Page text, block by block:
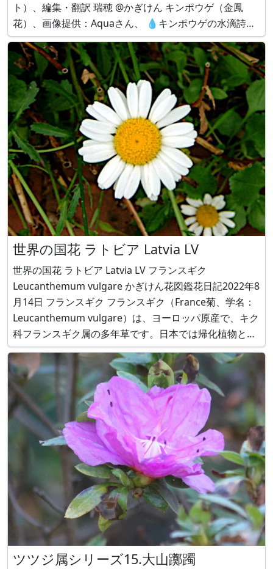
ト）、編集・翻訳 瑞穂 @かぎけん キンポウゲ（金鳳
花）、画像提供：Aquaさん、 💧キンポウゲの水滴詩
「春の足音」 by Aqua 誰にも気づかれなくても、 わた
しは咲く。 ひとしずくの光を 葉の先に受
世界の国花 ラトビア Latvia LV
世界の国花 ラトビア Latvia LV フランスギク
Leucanthemum vulgare かぎけん花図鑑花日記2022年8
月14日 フランスギク フランスギク（France菊、学名：
Leucanthemum vulgare）は、ヨーロッパ原産で、キク
科フランスギク属の多年草です。日本では帰化植物とな
っています。マーガレット（Marguerite、学名：
Argyranthemum f
ツツジ属シリーズ15.大山躑躅